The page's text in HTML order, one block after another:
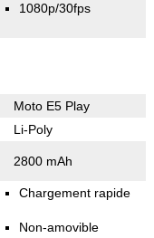
1080p/30fps
Moto E5 Play
Li-Poly
2800 mAh
Chargement rapide
Non-amovible